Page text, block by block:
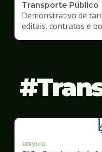
Transporte Público
Demonstrativo de
editais, contratos e
SERVICO